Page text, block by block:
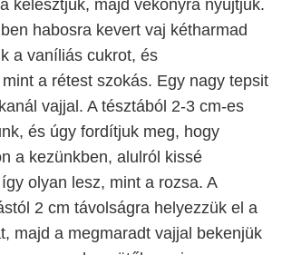
kelesztjük, majd vékonyra nyújtjuk.
habosra kevert vaj kétharmad
a vaníliás cukrot, és
a rétest szokás. Egy nagy tepsit
vajjal. A tésztából 2-3 cm-es
és úgy fordítjuk meg, hogy
a kezünkben, alulról kissé
olyan lesz, mint a rozsa. A
2 cm távolságra helyezzük el a
majd a megmaradt vajjal bekenjük